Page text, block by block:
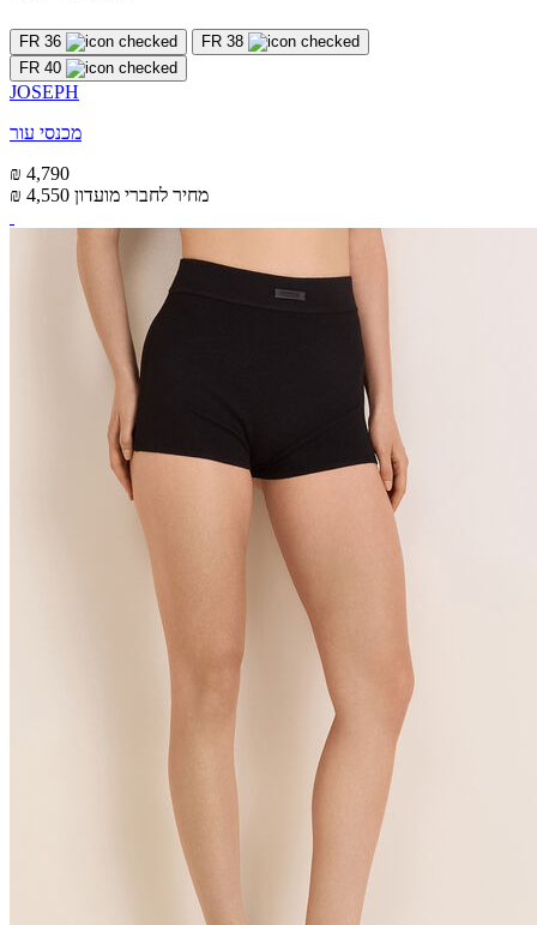
FR 36
FR 38
FR 40
JOSEPH
מכנסי עור
₪ 4,790
₪ 4,550 מחיר לחברי מועדון